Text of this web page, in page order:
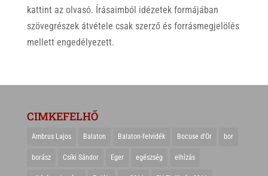
kattint az olvasó. Írásaimból idézetek formájában
szövegrészek átvétele csak szerző és forrásmegjelölés
mellett engedélyezett.
CIMKEFELHŐ
Ambrus Lajos Balaton Balaton-felvidék Bocuse d'Or bor
borász Csíki Sándor Eger egészség elhízás